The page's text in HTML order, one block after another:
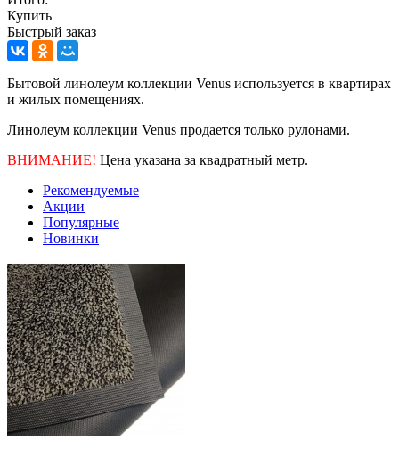
Купить
Быстрый заказ
Бытовой линолеум коллекции Venus используется в квартирах
и жилых помещениях.
Линолеум коллекции Venus продается только рулонами.
ВНИМАНИЕ! Цена указана за квадратный метр.
Рекомендуемые
Акции
Популярные
Новинки